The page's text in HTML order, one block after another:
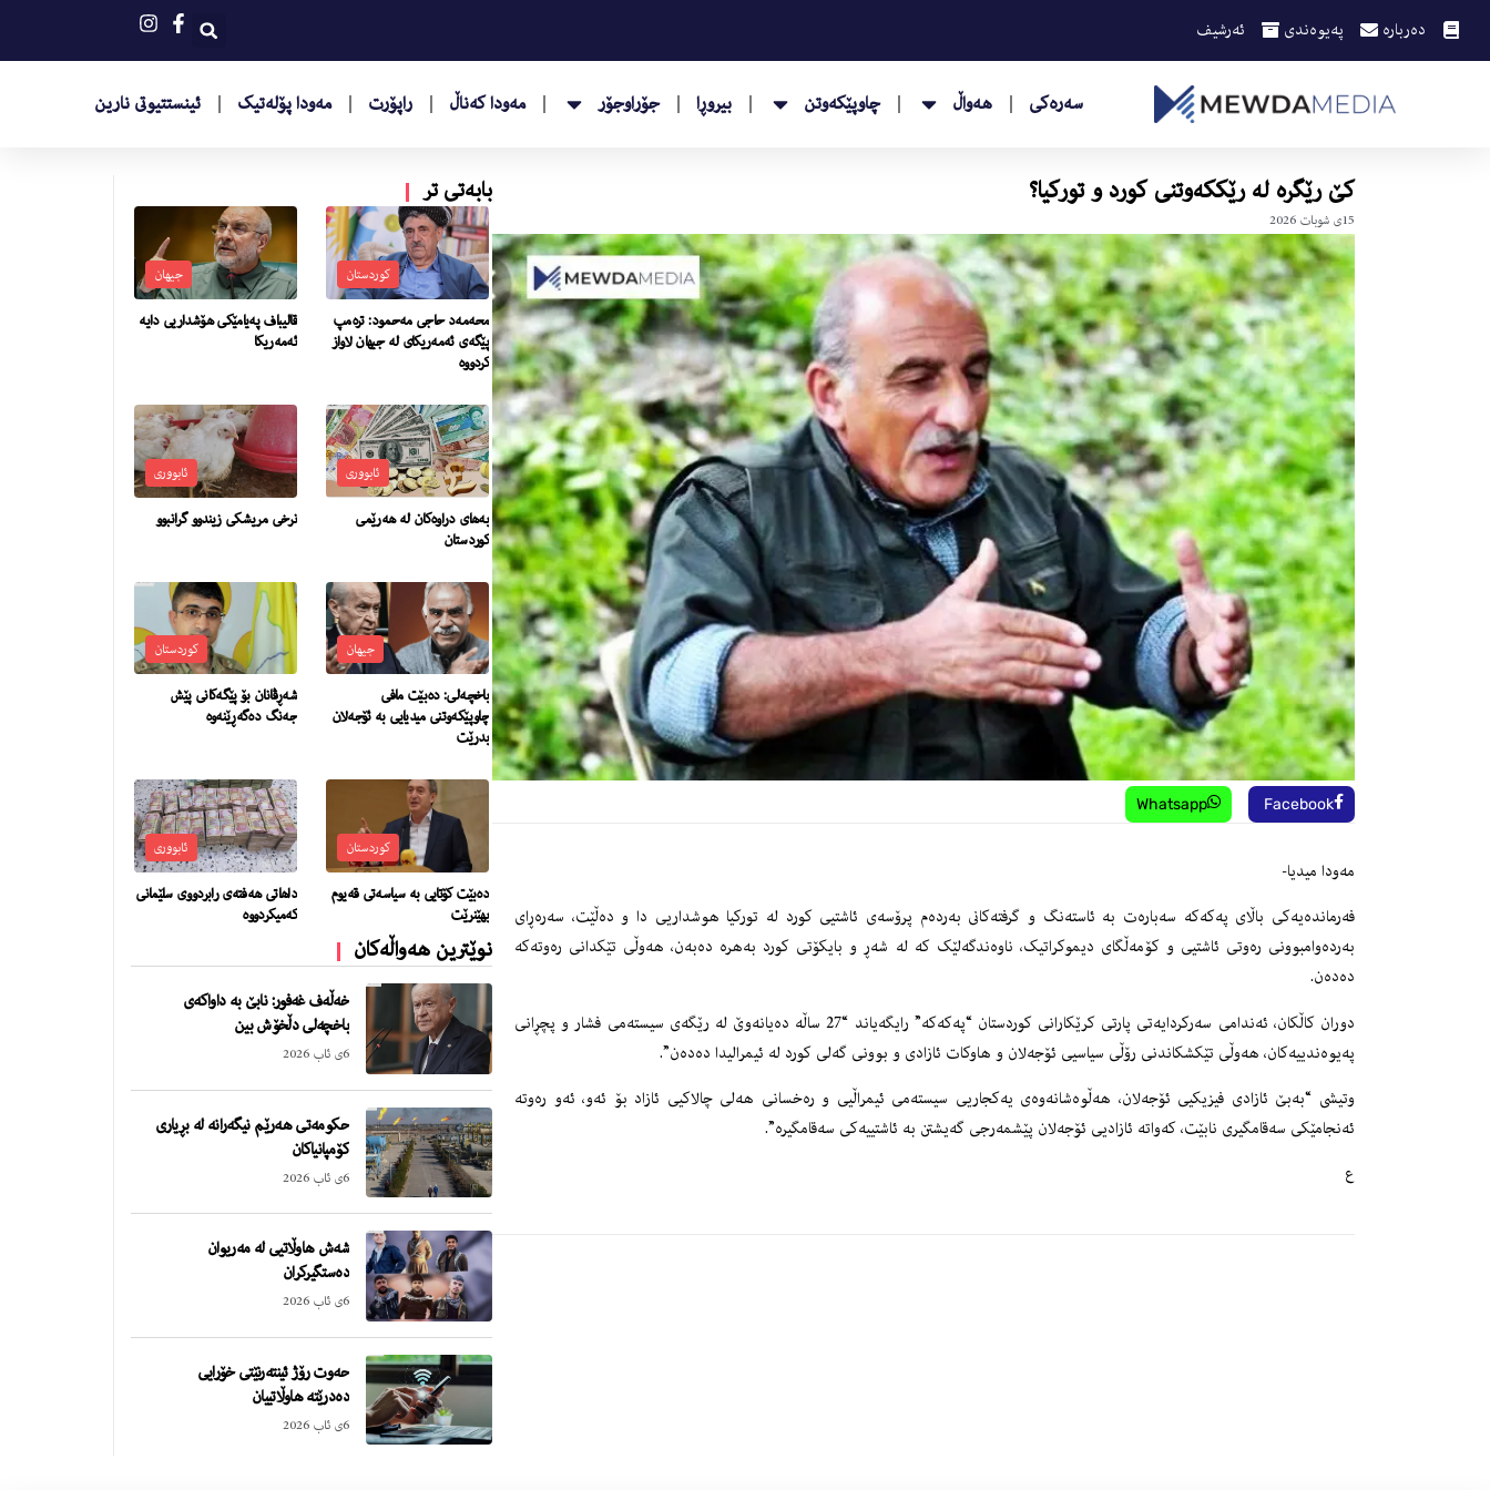
دەربارە پەیوەندی ئەرشیف
سەرەکی هەواڵ چاوپێکەوتن بیروڕا جۆراوجۆر مەودا کەناڵ راپۆرت مەودا پۆلەتیک ئینستتیوتى نارین
كێ رێگره‌ له‌ رێككه‌وتنى كورد و توركیا؟
15ی شوبات 2026
Facebook
Whatsapp
مه‌ودا میدیا-
فەرماندەیەکی باڵای پەکەکە سەبارەت بە ئاستەنگ‌ و گرفته‌كانى بەردەم پرۆسه‌ى ئاشتیی کورد له‌ تورکیا هوشداریی دا و ده‌ڵێت، سەرەڕای
بەردەوامبوونی رەوتی ئاشتیی و کۆمەڵگای دیموکراتیک، ناوەندگەلێک کە لە شەڕ و بایکۆتی کورد بەهرە دەبەن، هەوڵی تێکدانی رەوتەکە
دەدەن.
دوران کاڵکان، ئەندامی سەرکردایەتی پارتی کرێکارانی کوردستان “په‌كه‌كه‌” رایگه‌یاند “27 ساڵە دەیانەوێ لە رێگەی سیستەمی فشار و پچڕانی
پەیوەندییەکان، هەوڵی تێکشکاندنی رۆڵی سیاسیی ئۆجەلان و هاوکات ئازادی و بوونی گەلی کورد لە ئیمرالیدا دەدەن”.
وتیشى “بەبێ ئازادی فیزیکیی ئۆجەلان، هەڵوەشانەوەی یەکجاریی سیستەمی ئیمراڵیی و رەخسانی هەلی‌ چالاکیی ئازاد بۆ ئەو، ئەو رەوتە
ئەنجامێکی سەقامگیری نابێت، کەواتە ئازادیی ئۆجەلان پێشمەرجی گەیشتن بە ئاشتییەکی سەقامگیرە”.
ع
بابەتی تر
کوردستان
محەمەد حاجی مەحمود: ترەمپ
پێگەی ئەمەریکای لە جیهان لاواز
کردووە
جیهان
قالیباف په‌یامێكى هۆشداریی دایه‌
ئه‌مه‌ریكا
ئابووری
بەهای دراوەکان لە هەرێمی
کوردستان
ئابووری
نرخى مریشكى زیندوو گرانبوو
جیهان
باخچەلی: دەبێت مافی
چاوپێکەوتنی میدیایی بە ئۆجەلان
بدرێت
کوردستان
شەڕڤانان بۆ پێگەکانی پێش
جەنگ دەگەڕێنەوە
کوردستان
دەبێت کۆتایی بە سیاسەتی قەیوم
بهێنرێت
ئابووری
داهاتی هەفتەی رابردووی سلێمانی
کەمیکردووە
نوێترین هەواڵەکان
خەڵەف غەفور: نابێ بە داواکەی
باخچەلی دڵخۆش بین
6ی ئاب 2026
حکومەتی هەرێم نیگەرانە لە بڕیاری
کۆمپانیاکان
6ی ئاب 2026
شەش هاوڵاتیی لە مەریوان
دەستگیرکران
6ی ئاب 2026
حەوت رۆژ ئینتەرنێتی خۆرایی
دەدرێتە هاوڵاتییان
6ی ئاب 2026